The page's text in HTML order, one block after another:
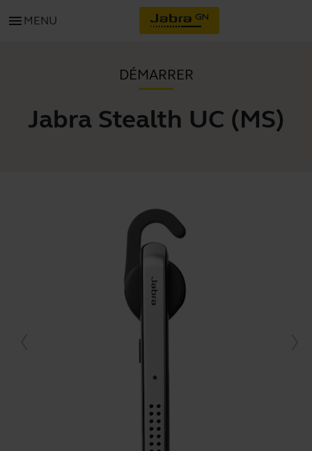
menu MENU
DÉMARRER
Jabra Stealth UC (MS)